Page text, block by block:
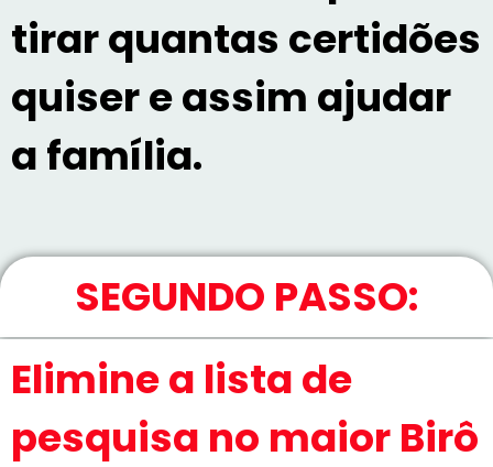
tirar quantas certidões
quiser e assim ajudar
a família.
SEGUNDO PASSO:
Elimine a lista de
pesquisa no maior Birô